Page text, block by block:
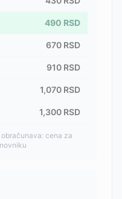
490 RSD
670 RSD
910 RSD
1,070 RSD
1,300 RSD
cena za